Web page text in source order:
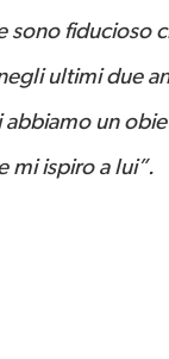
sono fiducioso
ultimi due
abbiamo un
mi ispiro a lui”.